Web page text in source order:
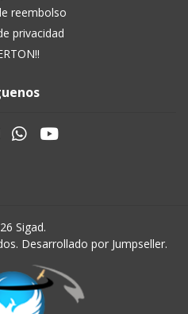
reembolso
privacidad
Sigad.
Desarrollado por Jumpseller.